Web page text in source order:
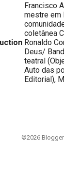
Francisco
mestre em
coletânea
Ronaldo
Deus/
teatral
Auto das
Editorial),
©2026